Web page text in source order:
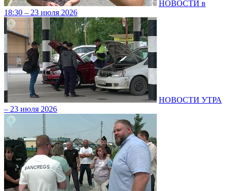
НОВОСТИ в
18:30 – 23 июля 2026
НОВОСТИ УТРА
– 23 июля 2026